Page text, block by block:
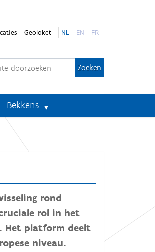
Geoloket NL EN FR
Bekkens
rond
rol in het
Het platform deelt
niveau.